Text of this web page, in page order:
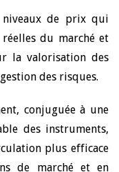
niveaux de prix qui
du marché et
la valorisation des
des risques.
conjuguée à une
des instruments,
plus efficace
de marché et en